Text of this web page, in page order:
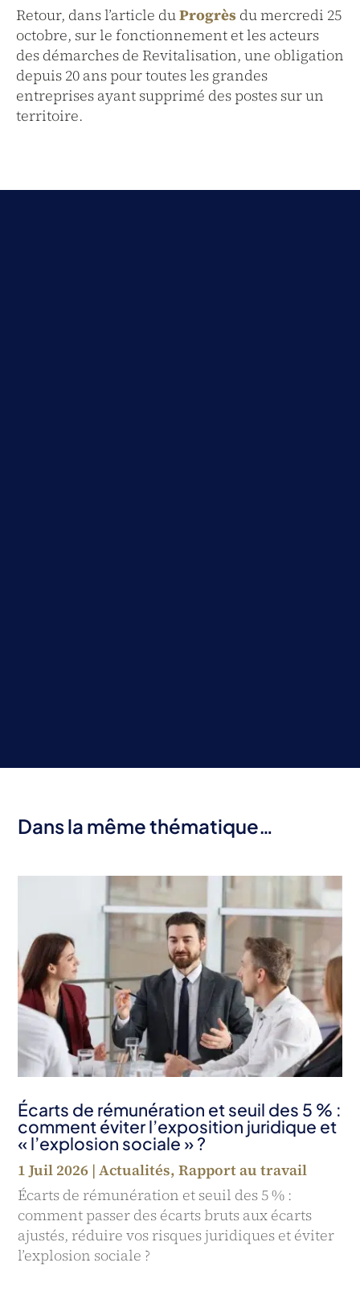
Retour, dans l’article duProgrès du mercredi 25
octobre, sur le fonctionnement et les acteurs
des démarches de Revitalisation, une obligation
depuis 20 ans pour toutes les grandes
entreprises ayant supprimé des postes sur un
territoire.
Dans la même thématique…
Écarts de rémunération et seuil des 5 % :
comment éviter l’exposition juridique et
« l’explosion sociale » ?
1 Juil 2026 |Actualités,Rapport au travail
Écarts de rémunération et seuil des 5 % :
comment passer des écarts bruts aux écarts
ajustés, réduire vos risques juridiques et éviter
l’explosion sociale ?